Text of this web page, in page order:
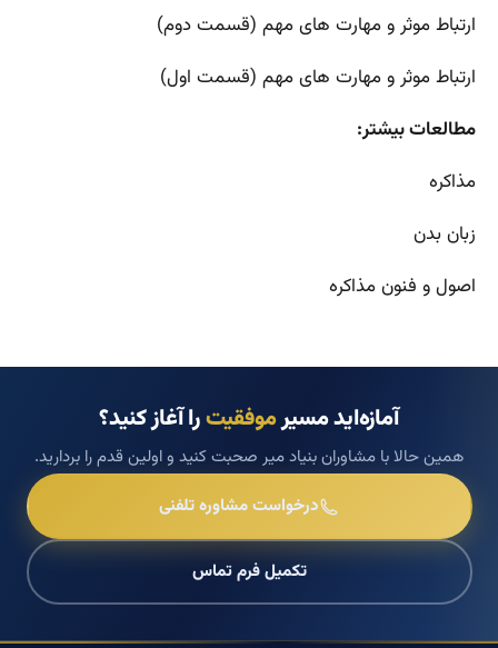
ارتباط موثر و مهارت های مهم (قسمت دوم)
ارتباط موثر و مهارت های مهم (قسمت اول)
مطالعات بیشتر:
مذاکره
زبان بدن
اصول و فنون مذاکره
آمازه‌اید مسیرموفقیترا آغاز کنید؟
همین حالا با مشاوران بنیاد میر صحبت کنید و اولین قدم را بردارید.
درخواست مشاوره تلفنی
تکمیل فرم تماس